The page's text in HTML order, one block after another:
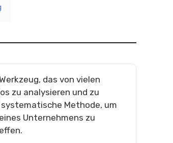
das von vielen
zu analysieren und zu
Methode, um
Unternehmens zu